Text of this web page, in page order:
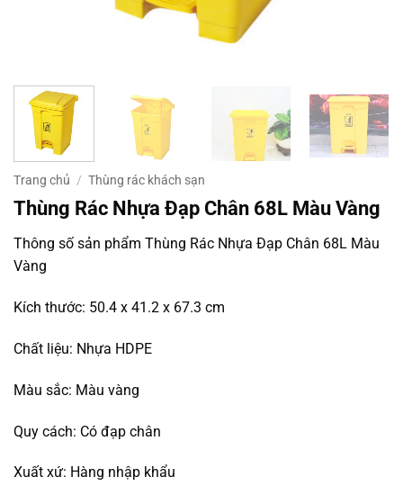
Trang chủ / Thùng rác khách sạn
Thùng Rác Nhựa Đạp Chân 68L Màu Vàng
Thông số sản phẩm Thùng Rác Nhựa Đạp Chân 68L Màu
Vàng
Kích thước: 50.4 x 41.2 x 67.3 cm
Chất liệu: Nhựa HDPE
Màu sắc: Màu vàng
Quy cách: Có đạp chân
Xuất xứ: Hàng nhập khẩu